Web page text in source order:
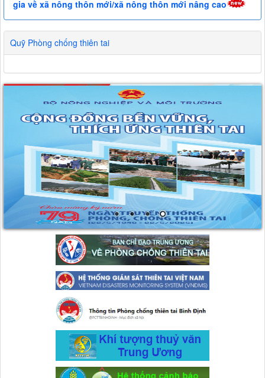
gia về xã nông thôn mới/xã nông thôn mới nâng cao
Quỹ Phòng chống thiên tai